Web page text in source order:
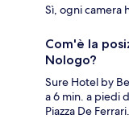
Sì, ogni camera
Com'è la
Nologo?
Sure Hotel by
a 6 min. a piedi
Piazza De Ferrari.